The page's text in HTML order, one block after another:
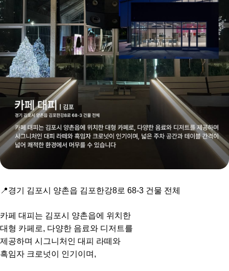
📍경기 김포시 양촌읍 김포한강8로 68-3 건물 전체
카페 대피는 김포시 양촌읍에 위치한
대형 카페로, 다양한 음료와 디저트를
제공하며 시그니처인 대피 라떼와
흑임자 크로넛이 인기이며,